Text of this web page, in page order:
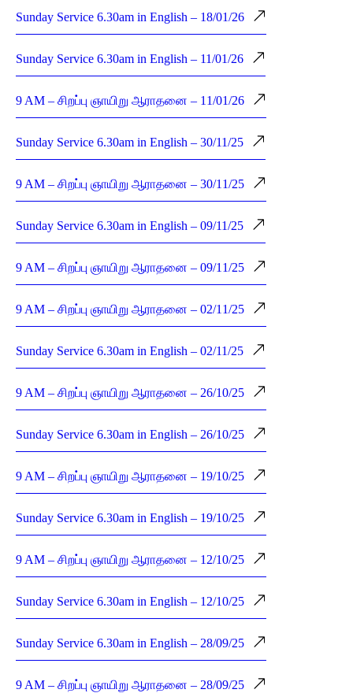
Sunday Service 6.30am in English – 18/01/26
Sunday Service 6.30am in English – 11/01/26
9 AM – சிறப்பு ஞாயிறு ஆராதனை – 11/01/26
Sunday Service 6.30am in English – 30/11/25
9 AM – சிறப்பு ஞாயிறு ஆராதனை – 30/11/25
Sunday Service 6.30am in English – 09/11/25
9 AM – சிறப்பு ஞாயிறு ஆராதனை – 09/11/25
9 AM – சிறப்பு ஞாயிறு ஆராதனை – 02/11/25
Sunday Service 6.30am in English – 02/11/25
9 AM – சிறப்பு ஞாயிறு ஆராதனை – 26/10/25
Sunday Service 6.30am in English – 26/10/25
9 AM – சிறப்பு ஞாயிறு ஆராதனை – 19/10/25
Sunday Service 6.30am in English – 19/10/25
9 AM – சிறப்பு ஞாயிறு ஆராதனை – 12/10/25
Sunday Service 6.30am in English – 12/10/25
Sunday Service 6.30am in English – 28/09/25
9 AM – சிறப்பு ஞாயிறு ஆராதனை – 28/09/25